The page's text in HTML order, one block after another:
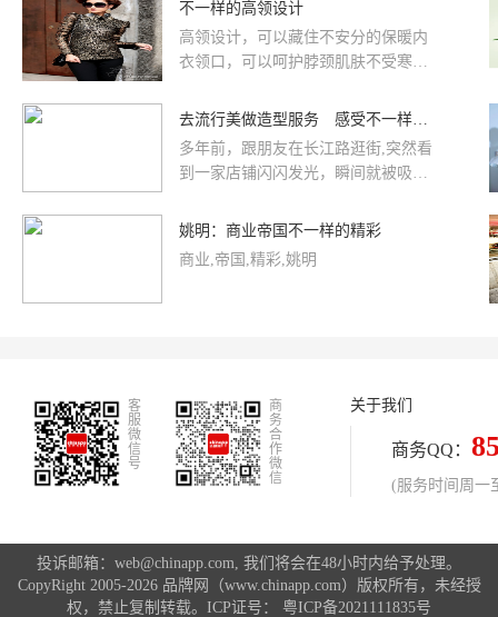
不一样的高领设计
高领设计，可以藏住不安分的保暖内
衣领口，可以呵护脖颈肌肤不受寒风
为神奇的出彩效果，哪怕是单独外...
去流行美做造型服务 感受不一样的美
多年前，跟朋友在长江路逛街,突然看
到一家店铺闪闪发光，瞬间就被吸
植入我的眼中，此后通过多年的接
及初识流行美时，眼中瞬间光芒四
姚明：商业帝国不一样的精彩
商业,帝国,精彩,姚明
客
服
微
信
号
商
务
合
作
微
信
关于我们
商务QQ：
(服务时间周一
投诉邮箱：web@chinapp.com, 我们将会在48小时内给予处理。
CopyRight 2005-2026 品牌网（www.chinapp.com）版权所有，未经授
权，禁止复制转载。ICP证号： 粤ICP备2021111835号